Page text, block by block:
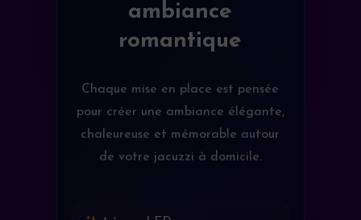
ambiance
romantique
Chaque mise en place est pensée
pour créer une ambiance élégante,
chaleureuse et mémorable autour
de votre jacuzzi à domicile.